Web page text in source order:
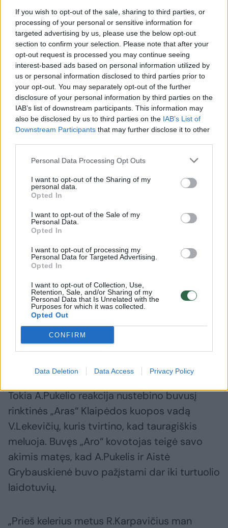
If you wish to opt-out of the sale, sharing to third parties, or
processing of your personal or sensitive information for
targeted advertising by us, please use the below opt-out
section to confirm your selection. Please note that after your
opt-out request is processed you may continue seeing
interest-based ads based on personal information utilized by
us or personal information disclosed to third parties prior to
your opt-out. You may separately opt-out of the further
disclosure of your personal information by third parties on the
IAB’s list of downstream participants. This information may
also be disclosed by us to third parties on the IAB’s List of
Downstream Participants that may further disclose it to other
Personal Data Processing Opt Outs
I want to opt-out of the Sharing of my
personal data.
Opted In
I want to opt-out of the Sale of my
Personal Data.
Opted In
I want to opt-out of processing my
Personal Data for Targeted Advertising.
Opted In
I want to opt-out of Collection, Use,
Retention, Sale, and/or Sharing of my
Personal Data that Is Unrelated with the
Purposes for which it was collected.
Opted Out
CONFIRM
Data Deletion Data Access Privacy Policy
Mirusio verslininko sūnus R.Karpis ir „Lietuvos
ryto“ kalbinti liudininkai kaip galimą palikimo
dramos režisierių nurodė tauragiškį A.Pukelį.
„Daug žmonių žino, kad Švinius ir Aistė buvo
pažįstami, tik ne visi drįsta apie tai kalbėti.
Per mano tėvo šermenis Švinius prie stalo
pirmas pasakė kalbą, žadėjo tęsti mano tėvo
verslą. Mano tėvas buvo kovotojas. Viskas
įvyko tik todėl, kad jis susirgo ir buvo
užgrobtas, laikomas Kaune. Man
langą? Tie, kurie viską organizavo, to tik ir
laukė. Jie galėjo mane sulaikyti, pakišti
narkotikų. Šioje istorijoje dalyvavo ir
tuometis Kauno policijos vadas D.Žukauskas.
Nėra paprasta prieš tokius atsilaikyti“, –
kalbėjo R.Karpis.
A.Pukelis kratėsi sąsajų su jaunąja našle ir
„Lietuvos ryto“ žurnalistei griežtai nurodė jam
Tokia A.Pukelio reakcija nustebino buvusį
rinktinės „Aras“ Klaipėdos kuopos vadą
V.Lekevičių, kuris tvirtino, kad tauragiškis
meluoja. Buvęs „Aro“ kovotojas teigė savo
akimis matęs, kad A.Pukelis ir Aistė
Grybauskienė buvo pažįstami dar iki turtuolio
laidotuvių.
„Prieš kelerius metus R.Karpavičius man